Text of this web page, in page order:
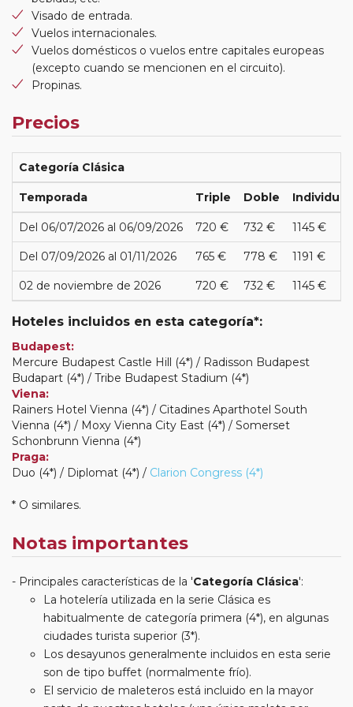
Visado de entrada.
Vuelos internacionales.
Vuelos domésticos o vuelos entre capitales europeas
(excepto cuando se mencionen en el circuito).
Propinas.
Precios
Categoría Clásica
Temporada Triple Doble Individual
Del 06/07/2026 al 06/09/2026 720 € 732 € 1145 €
Del 07/09/2026 al 01/11/2026 765 € 778 € 1191 €
02 de noviembre de 2026 720 € 732 € 1145 €
Hoteles incluidos en esta categoría*:
Budapest:
Mercure Budapest Castle Hill (4*) / Radisson Budapest
Budapart (4*) / Tribe Budapest Stadium (4*)
Viena:
Rainers Hotel Vienna (4*) / Citadines Aparthotel South
Vienna (4*) / Moxy Vienna City East (4*) / Somerset
Schonbrunn Vienna (4*)
Praga:
Duo (4*) / Diplomat (4*) / Clarion Congress (4*)
* O similares.
Notas importantes
Principales características de la 'Categoría Clásica':
La hotelería utilizada en la serie Clásica es
habitualmente de categoría primera (4*), en algunas
ciudades turista superior (3*).
Los desayunos generalmente incluidos en esta serie
son de tipo buffet (normalmente frío).
El servicio de maleteros está incluido en la mayor